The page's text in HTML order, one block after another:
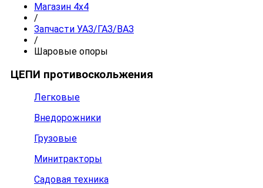
Магазин 4x4
/
Запчасти УАЗ/ГАЗ/ВАЗ
/
Шаровые опоры
ЦЕПИ противоскольжения
Легковые
Внедорожники
Грузовые
Минитракторы
Садовая техника